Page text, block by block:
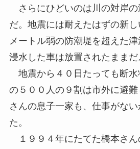
さらにひどいのは川の対岸の
だ。地震には耐えたはずの新
メートル弱の防潮堤を超えた津
浸水した車は放置されたままだ
地震から４０日たっても断水
の５００人の９割は市外に避
さんの息子一家も、仕事がな
た。
１９９４年にたてた橋本さん